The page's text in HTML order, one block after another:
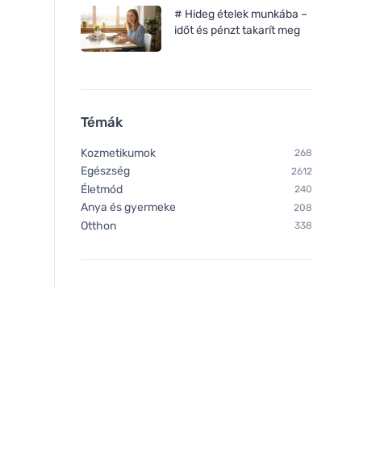
# Hideg ételek munkába –
időt és pénzt takarít meg
Témák
Kozmetikumok 268
Egészség 2612
Életmód 240
Anya és gyermeke 208
Otthon 338